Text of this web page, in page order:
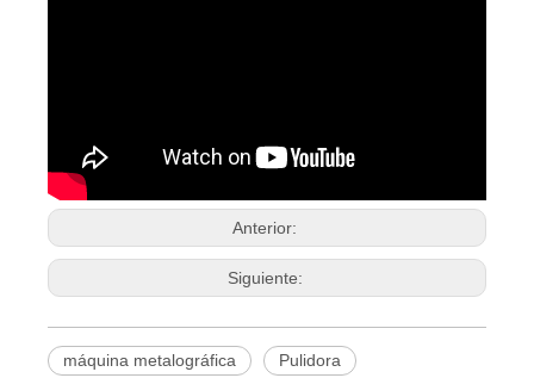
Anterior:
Siguiente:
máquina metalográfica Pulidora